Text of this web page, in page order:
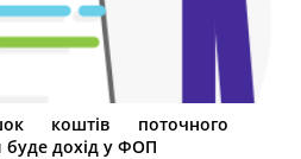
коштів поточного
буде дохід у ФОП